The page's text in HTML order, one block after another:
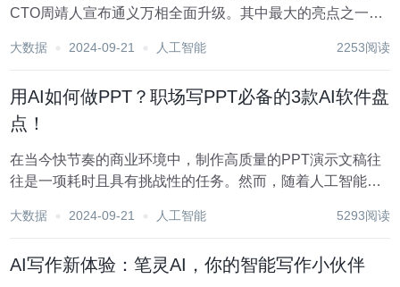
CTO周靖人宣布通义万相全面升级。其中最大的亮点之一便
端，并且面向公众免费开放。 不用排队、也不用到处借号
大数据 2024-09-21 人工智能 2253阅读
用AI如何做PPT？职场写PPT必备的3款AI软件盘
点！
在当今快节奏的商业环境中，制作高质量的PPT演示文稿往
往是一项耗时且具有挑战性的任务。然而，随着人工智能技
作过程。 在这篇文章中，我们将深入探讨如何用AI做PPT，
大数据 2024-09-21 人工智能 5293阅读
AI写作新体验：笔灵AI，你的智能写作小伙伴